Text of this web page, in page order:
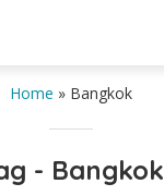
Home » Bangkok
- Bangkok